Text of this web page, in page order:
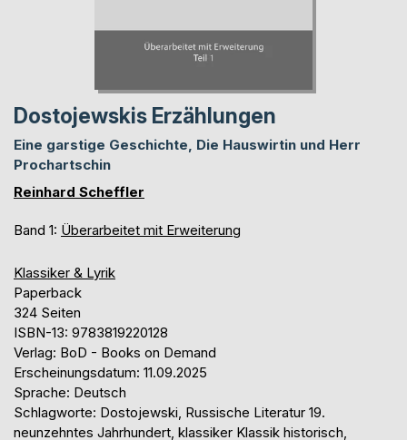
Dostojewskis Erzählungen
Eine garstige Geschichte, Die Hauswirtin und Herr
Prochartschin
Reinhard Scheffler
Band 1: Überarbeitet mit Erweiterung
Klassiker & Lyrik
Paperback
324 Seiten
ISBN-13: 9783819220128
Verlag: BoD - Books on Demand
Erscheinungsdatum: 11.09.2025
Sprache: Deutsch
Schlagworte: Dostojewski, Russische Literatur 19.
neunzehntes Jahrhundert, klassiker Klassik historisch,